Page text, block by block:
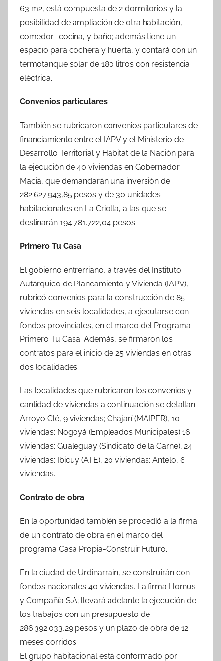
63 m2, está compuesta de 2 dormitorios y la
posibilidad de ampliación de otra habitación,
comedor- cocina, y baño; además tiene un
espacio para cochera y huerta, y contará con un
termotanque solar de 180 litros con resistencia
eléctrica.
Convenios particulares
También se rubricaron convenios particulares de
financiamiento entre el IAPV y el Ministerio de
Desarrollo Territorial y Hábitat de la Nación para
la ejecución de 40 viviendas en Gobernador
Maciá, que demandarán una inversión de
282.627.943,85 pesos y de 30 unidades
habitacionales en La Criolla, a las que se
destinarán 194.781.722,04 pesos.
Primero Tu Casa
El gobierno entrerriano, a través del Instituto
Autárquico de Planeamiento y Vivienda (IAPV),
rubricó convenios para la construcción de 85
viviendas en seis localidades, a ejecutarse con
fondos provinciales, en el marco del Programa
Primero Tu Casa. Además, se firmaron los
contratos para el inicio de 25 viviendas en otras
dos localidades.
Las localidades que rubricaron los convenios y
cantidad de viviendas a continuación se detallan:
Arroyo Clé, 9 viviendas; Chajarí (MAIPER), 10
viviendas; Nogoyá (Empleados Municipales) 16
viviendas; Gualeguay (Sindicato de la Carne), 24
viviendas; Ibicuy (ATE), 20 viviendas; Antelo, 6
viviendas.
Contrato de obra
En la oportunidad también se procedió a la firma
de un contrato de obra en el marco del
programa Casa Propia-Construir Futuro.
En la ciudad de Urdinarrain, se construirán con
fondos nacionales 40 viviendas. La firma Hornus
y Compañía S.A; llevará adelante la ejecución de
los trabajos con un presupuesto de
286.392.033,29 pesos y un plazo de obra de 12
meses corridos.
El grupo habitacional está conformado por